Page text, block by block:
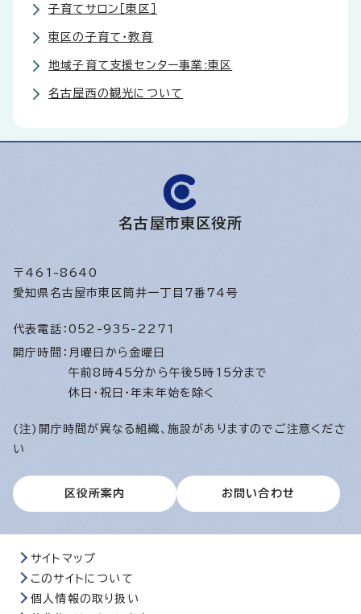
子育てサロン［東区］
東区の子育て・教育
地域子育て支援センター事業:東区
名古屋西の観光について
名古屋市東区役所
〒461-8640
愛知県名古屋市東区筒井一丁目7番74号
代表電話： 052-935-2271
開庁時間： 月曜日から金曜日
午前8時45分から午後5時15分まで
休日・祝日・年末年始を除く
(注)開庁時間が異なる組織、施設がありますのでご注意くださ
い
区役所案内 お問い合わせ
サイトマップ
このサイトについて
個人情報の取り扱い